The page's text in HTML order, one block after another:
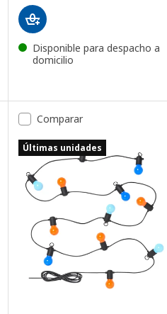
Total opiniones:
Disponible para despacho a
domicilio
Comparar
Últimas unidades